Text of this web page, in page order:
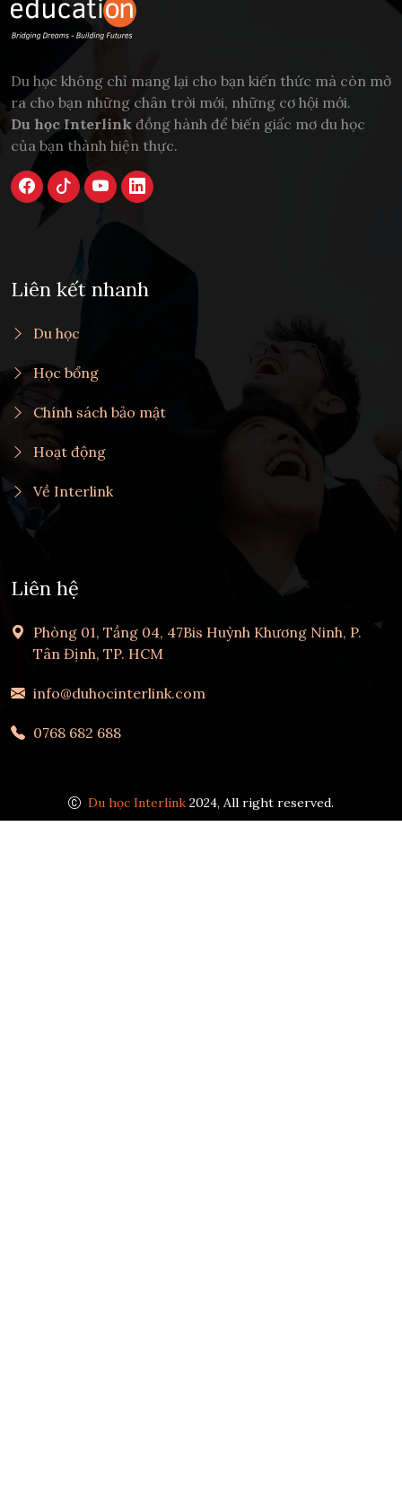
Du học không chỉ mang lại cho bạn kiến thức mà còn mở
ra cho bạn những chân trời mới, những cơ hội mới.
Du học Interlink đồng hành để biến giấc mơ du học
của bạn thành hiện thực.
Liên kết nhanh
Du học
Học bổng
Chính sách bảo mật
Hoạt động
Về Interlink
Liên hệ
Phòng 01, Tầng 04, 47Bis Huỳnh Khương Ninh, P.
Tân Định, TP. HCM
info@duhocinterlink.com
0768 682 688
Du học Interlink 2024, All right reserved.